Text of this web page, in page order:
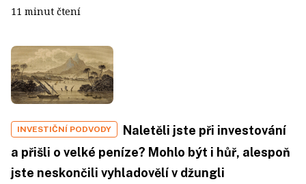
11 minut čtení
INVESTIČNÍ PODVODY
Naletěli jste při investování
a přišli o velké peníze? Mohlo být i hůř, alespoň
jste neskončili vyhladovělí v džungli